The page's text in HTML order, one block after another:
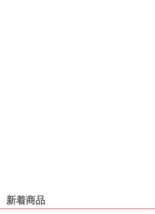
新着商品